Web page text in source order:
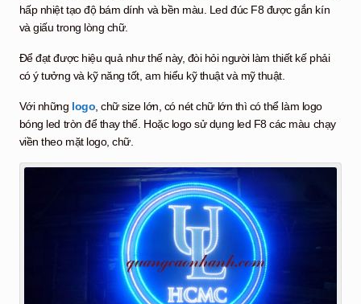
hấp nhiệt tạo độ bám dính và bền màu. Led đúc F8 được gắn kín
và giấu trong lòng chữ.
Để đạt được hiệu quả như thế này, đòi hỏi người làm thiết kế phải
có ý tưởng và kỹ năng tốt, am hiểu kỹ thuật và mỹ thuật.
Với những logo , chữ size lớn, có nét chữ lớn thì có thể làm logo
bóng led tròn để thay thế. Hoặc logo sử dụng led F8 các màu chạy
viền theo mặt logo, chữ.